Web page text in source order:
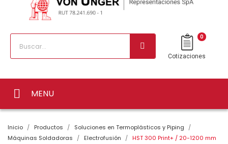
0
Cotizaciones
MENU
Inicio Productos
Soluciones en Termoplásticos y Piping
Máquinas Soldadoras
Electrofusión HST 300 Print+ / 20-1200 mm